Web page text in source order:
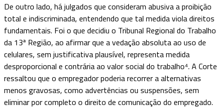
De outro lado, há julgados que consideram abusiva a proibição
total e indiscriminada, entendendo que tal medida viola direitos
fundamentais. Foi o que decidiu o Tribunal Regional do Trabalho
da 13ª Região, ao afirmar que a vedação absoluta ao uso de
celulares, sem justificativa plausível, representa medida
desproporcional e contrária ao valor social do trabalho⁴. A Corte
ressaltou que o empregador poderia recorrer a alternativas
menos gravosas, como advertências ou suspensões, sem
eliminar por completo o direito de comunicação do empregado.